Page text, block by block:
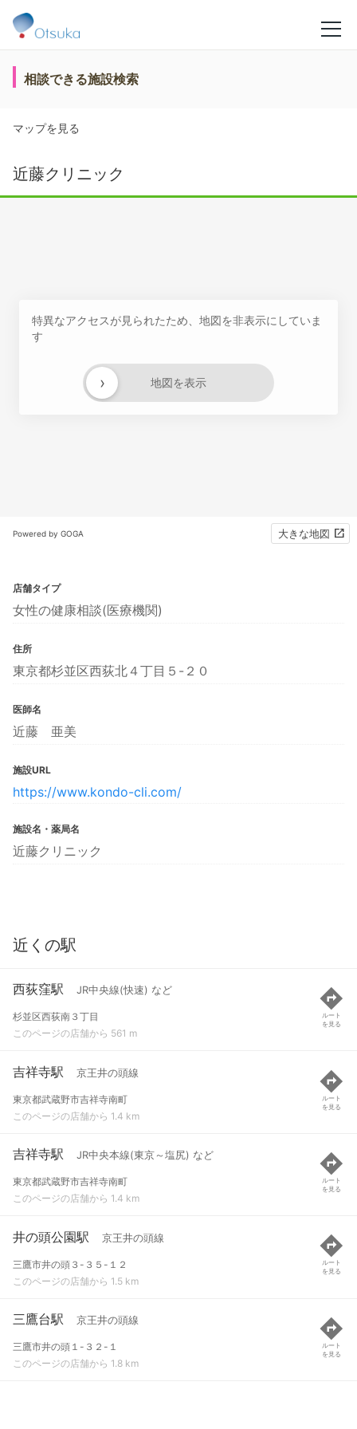
相談できる施設検索
マップを見る
近藤クリニック
特異なアクセスが見られたため、地図を非表示にしていま
す
地図を表示
›
Powered by GOGA 大きな地図
店舗タイプ
女性の健康相談(医療機関)
住所
東京都杉並区西荻北４丁目５-２０
医師名
近藤 亜美
施設URL
https://www.kondo-cli.com/
施設名・薬局名
近藤クリニック
近くの駅
西荻窪駅 JR中央線(快速) など
杉並区西荻南３丁目
このページの店舗から 561 m
ルート
を見る
吉祥寺駅 京王井の頭線
東京都武蔵野市吉祥寺南町
このページの店舗から 1.4 km
ルート
を見る
吉祥寺駅 JR中央本線(東京～塩尻) など
東京都武蔵野市吉祥寺南町
このページの店舗から 1.4 km
ルート
を見る
井の頭公園駅 京王井の頭線
三鷹市井の頭３-３５-１２
このページの店舗から 1.5 km
ルート
を見る
三鷹台駅 京王井の頭線
三鷹市井の頭１-３２-１
このページの店舗から 1.8 km
ルート
を見る